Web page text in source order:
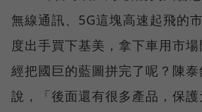
無線通訊、5G這塊高速起飛的
度出手買下基美，拿下車用市
經把國巨的藍圖拼完了呢？陳
說，「後面還有很多產品，保